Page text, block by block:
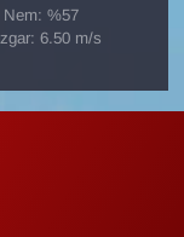
Nem: %57
6.50 m/s